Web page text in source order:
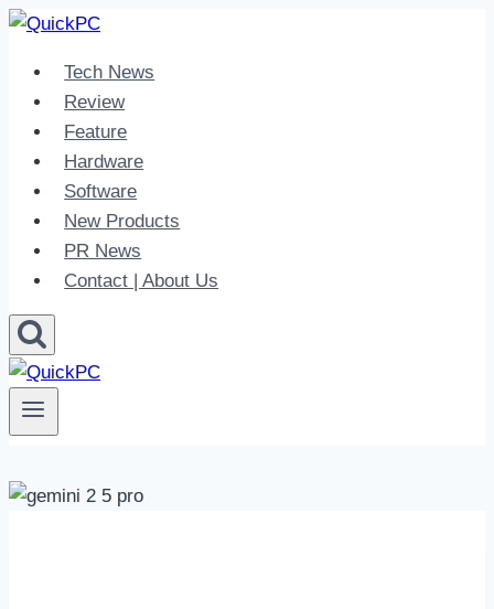
Skip
contentTech News
Review
Feature
Hardware
Software
New Products
PR News
Contact | About Us